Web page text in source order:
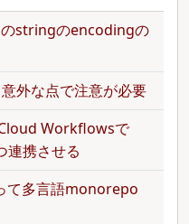
のstringのencodingの
外な点で注意が必要
Workflowsで
連携させる
て多言語monorepo